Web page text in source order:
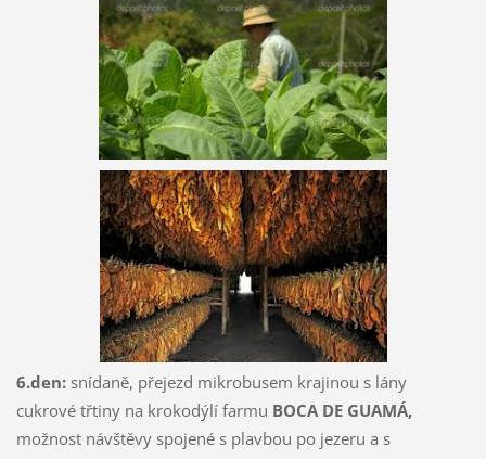
6.den: snídaně, přejezd mikrobusem krajinou s lány
cukrové třtiny na krokodýlí farmu BOCA DE GUAMÁ,
možnost návštěvy spojené s plavbou po jezeru a s